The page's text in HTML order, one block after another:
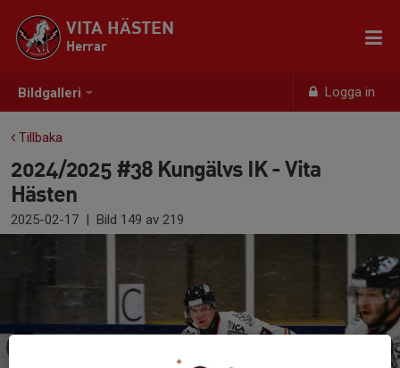
Bildgalleri Logga in
VITA HÄSTEN
Herrar
Tillbaka
2024/2025 #38 Kungälvs IK - Vita
Hästen
2025-02-17 | Bild 149 av 219